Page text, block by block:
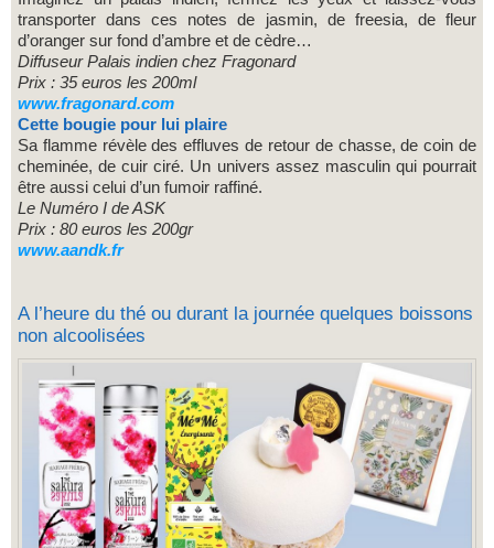
transporter dans ces notes de jasmin, de freesia, de fleur
d’oranger sur fond d’ambre et de cèdre…
Diffuseur Palais indien chez Fragonard
Prix : 35 euros les 200ml
www.fragonard.com
Cette bougie pour lui plaire
Sa flamme révèle des effluves de retour de chasse, de coin de
cheminée, de cuir ciré. Un univers assez masculin qui pourrait
être aussi celui d’un fumoir raffiné.
Le Numéro I de ASK
Prix : 80 euros les 200gr
www.aandk.fr
A l’heure du thé ou durant la journée quelques boissons
non alcoolisées